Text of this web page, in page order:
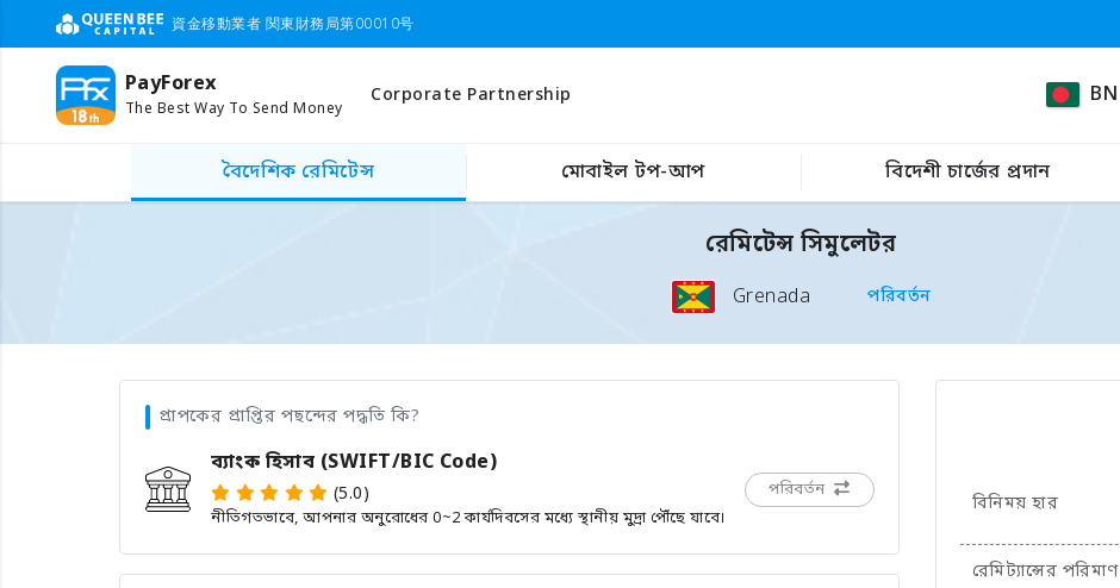
資金移動業者 関東財務局第00010号
PayForex
The Best Way To Send Money
Corporate Partnership BN
বৈদেশিক রেমিটেন্স মোবাইল টপ-আপ বিদেশী চার্জের প্রদান
রেমিটেন্স সিমুলেটর
Grenada পরিবর্তন
প্রাপকের প্রাপ্তির পছন্দের পদ্ধতি কি?
ব্যাংক হিসাব (SWIFT/BIC Code)
(5.0)
নীতিগতভাবে, আপনার অনুরোধের 0~2 কার্যদিবসের মধ্যে স্থানীয় মুদ্রা পৌঁছে যাবে।
পরিবর্তন
বিনিময় হার
রেমিট্যান্সের পরিমাণ